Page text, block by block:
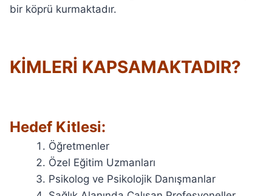
bir köprü kurmaktadır.
KİMLERİ KAPSAMAKTADIR?
Hedef Kitlesi:
Öğretmenler
Özel Eğitim Uzmanları
Psikolog ve Psikolojik Danışmanlar